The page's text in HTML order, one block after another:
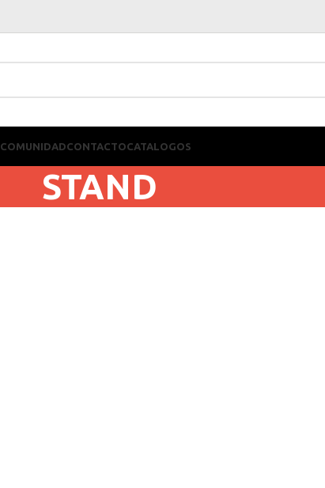
COMUNIDADCONTACTOCATALOGOS
STAND